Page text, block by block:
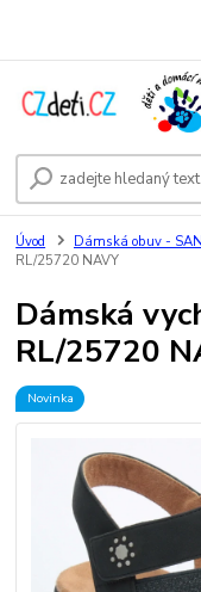
Úvod Dámská obuv -
RL/25720 NAVY
Dámská
RL/25720
Novinka